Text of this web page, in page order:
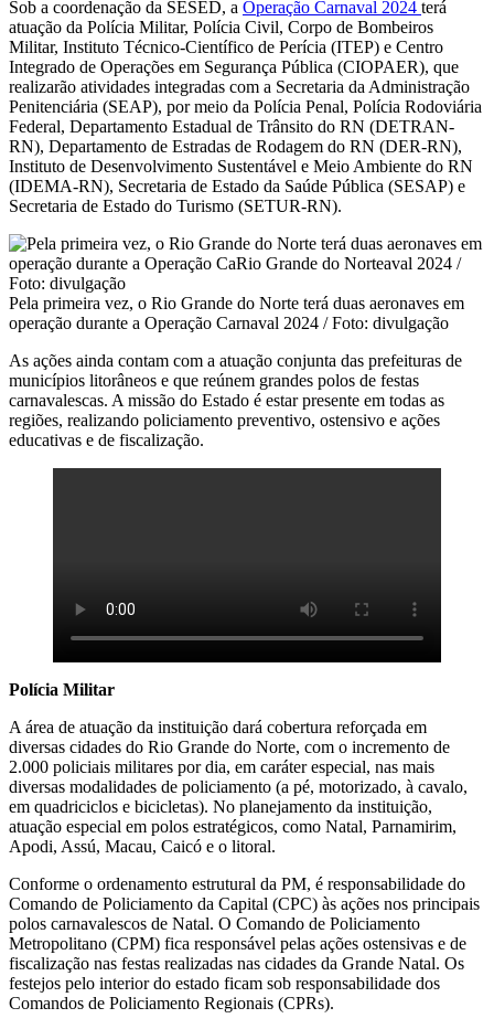
Sob a coordenação da SESED, a Operação Carnaval 2024 terá
atuação da Polícia Militar, Polícia Civil, Corpo de Bombeiros
Militar, Instituto Técnico-Científico de Perícia (ITEP) e Centro
Integrado de Operações em Segurança Pública (CIOPAER), que
realizarão atividades integradas com a Secretaria da Administração
Penitenciária (SEAP), por meio da Polícia Penal, Polícia Rodoviária
Federal, Departamento Estadual de Trânsito do RN (DETRAN-
RN), Departamento de Estradas de Rodagem do RN (DER-RN),
Instituto de Desenvolvimento Sustentável e Meio Ambiente do RN
(IDEMA-RN), Secretaria de Estado da Saúde Pública (SESAP) e
Secretaria de Estado do Turismo (SETUR-RN).
Pela primeira vez, o Rio Grande do Norte terá duas aeronaves em
operação durante a Operação Carnaval 2024 / Foto: divulgação
As ações ainda contam com a atuação conjunta das prefeituras de
municípios litorâneos e que reúnem grandes polos de festas
carnavalescas. A missão do Estado é estar presente em todas as
regiões, realizando policiamento preventivo, ostensivo e ações
educativas e de fiscalização.
Polícia Militar
A área de atuação da instituição dará cobertura reforçada em
diversas cidades do Rio Grande do Norte, com o incremento de
2.000 policiais militares por dia, em caráter especial, nas mais
diversas modalidades de policiamento (a pé, motorizado, à cavalo,
em quadriciclos e bicicletas). No planejamento da instituição,
atuação especial em polos estratégicos, como Natal, Parnamirim,
Apodi, Assú, Macau, Caicó e o litoral.
Conforme o ordenamento estrutural da PM, é responsabilidade do
Comando de Policiamento da Capital (CPC) às ações nos principais
polos carnavalescos de Natal. O Comando de Policiamento
Metropolitano (CPM) fica responsável pelas ações ostensivas e de
fiscalização nas festas realizadas nas cidades da Grande Natal. Os
festejos pelo interior do estado ficam sob responsabilidade dos
Comandos de Policiamento Regionais (CPRs).